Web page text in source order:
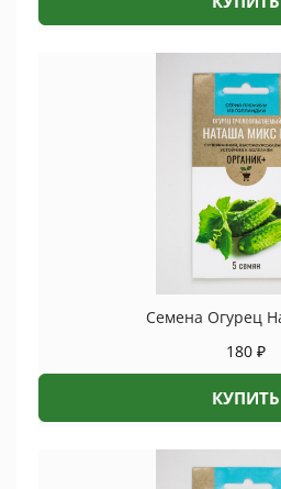
Семена Огурец
180 ₽
КУПИТЬ